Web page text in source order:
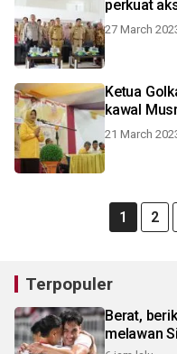
perkuat
27 March
Ketua
kawal
21 March
1 2
Terpopuler
Berat,
melawan